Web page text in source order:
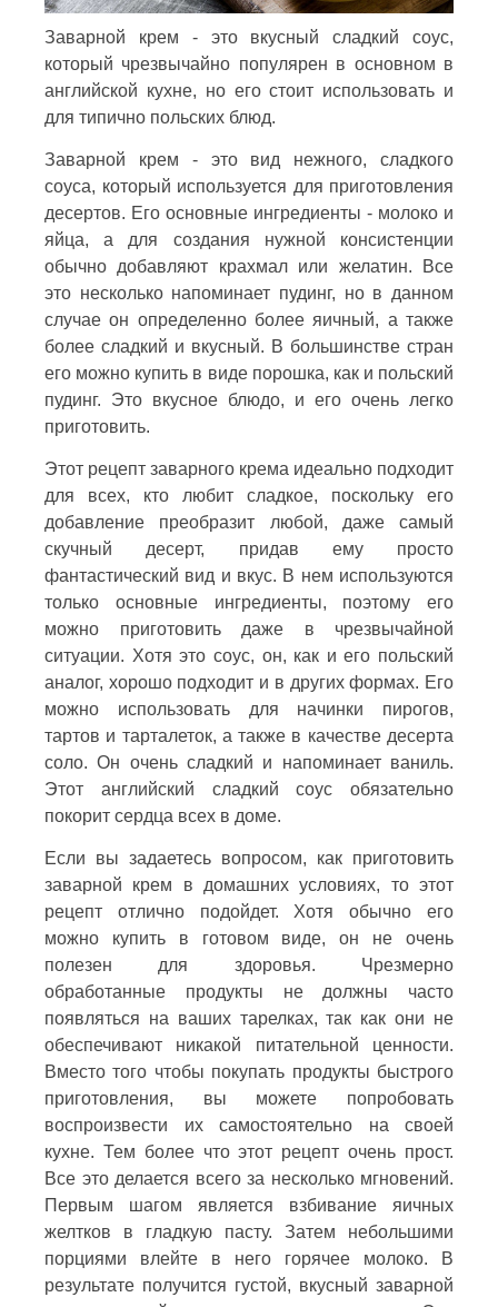
Заварной крем - это вкусный сладкий соус,
который чрезвычайно популярен в основном в
английской кухне, но его стоит использовать и
для типично польских блюд.
Заварной крем - это вид нежного, сладкого
соуса, который используется для приготовления
десертов. Его основные ингредиенты - молоко и
яйца, а для создания нужной консистенции
обычно добавляют крахмал или желатин. Все
это несколько напоминает пудинг, но в данном
случае он определенно более яичный, а также
более сладкий и вкусный. В большинстве стран
его можно купить в виде порошка, как и польский
пудинг. Это вкусное блюдо, и его очень легко
приготовить.
Этот рецепт заварного крема идеально подходит
для всех, кто любит сладкое, поскольку его
добавление преобразит любой, даже самый
скучный десерт, придав ему просто
фантастический вид и вкус. В нем используются
только основные ингредиенты, поэтому его
можно приготовить даже в чрезвычайной
ситуации. Хотя это соус, он, как и его польский
аналог, хорошо подходит и в других формах. Его
можно использовать для начинки пирогов,
тартов и тарталеток, а также в качестве десерта
соло. Он очень сладкий и напоминает ваниль.
Этот английский сладкий соус обязательно
покорит сердца всех в доме.
Если вы задаетесь вопросом, как приготовить
заварной крем в домашних условиях, то этот
рецепт отлично подойдет. Хотя обычно его
можно купить в готовом виде, он не очень
полезен для здоровья. Чрезмерно
обработанные продукты не должны часто
появляться на ваших тарелках, так как они не
обеспечивают никакой питательной ценности.
Вместо того чтобы покупать продукты быстрого
приготовления, вы можете попробовать
воспроизвести их самостоятельно на своей
кухне. Тем более что этот рецепт очень прост.
Все это делается всего за несколько мгновений.
Первым шагом является взбивание яичных
желтков в гладкую пасту. Затем небольшими
порциями влейте в него горячее молоко. В
результате получится густой, вкусный заварной